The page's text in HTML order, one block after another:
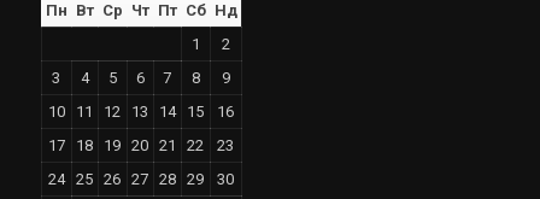
Пн Вт Ср Чт Пт Сб Нд
1
2
3
4 5 6 7 8
9
10
11 12 13 14 15
16
17
18 19 20 21 22
23
24
25 26 27 28 29
30